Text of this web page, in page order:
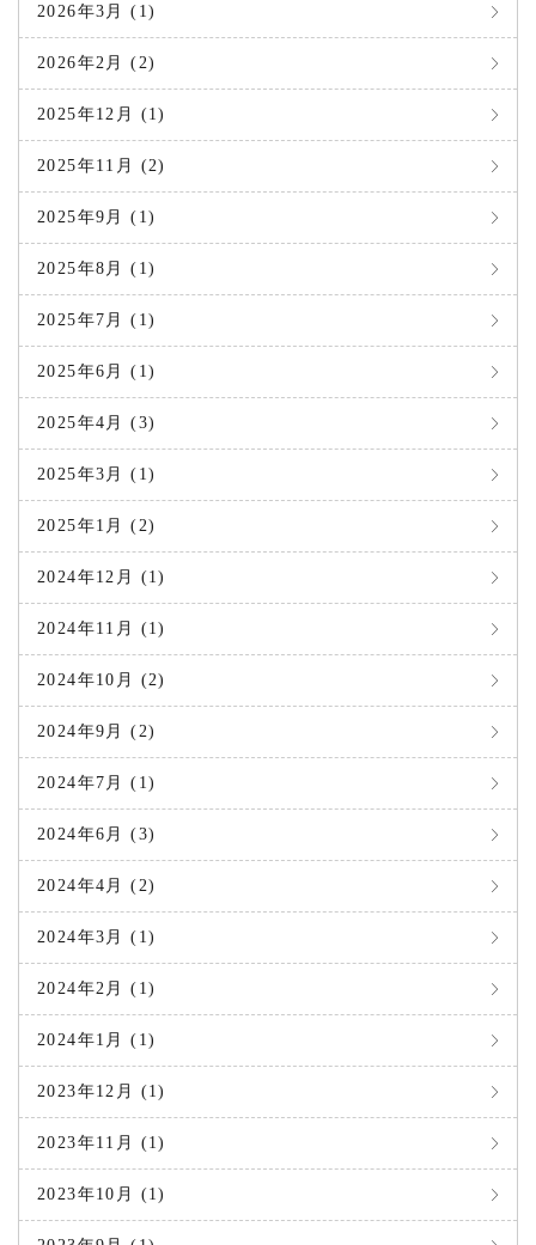
2026年3月 (1)
2026年2月 (2)
2025年12月 (1)
2025年11月 (2)
2025年9月 (1)
2025年8月 (1)
2025年7月 (1)
2025年6月 (1)
2025年4月 (3)
2025年3月 (1)
2025年1月 (2)
2024年12月 (1)
2024年11月 (1)
2024年10月 (2)
2024年9月 (2)
2024年7月 (1)
2024年6月 (3)
2024年4月 (2)
2024年3月 (1)
2024年2月 (1)
2024年1月 (1)
2023年12月 (1)
2023年11月 (1)
2023年10月 (1)